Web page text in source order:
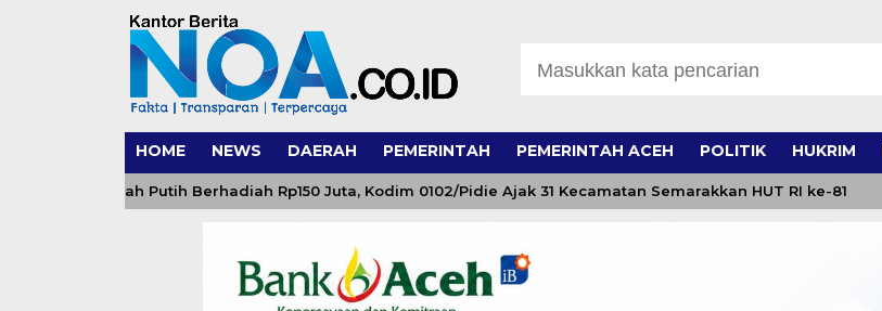
HOME NEWS DAERAH PEMERINTAH PEMERINTAH ACEH POLITIK HUKRIM
Merah Putih Berhadiah Rp150 Juta, Kodim 0102/Pidie Ajak 31 Kecamatan Semarakkan HUT RI ke-81